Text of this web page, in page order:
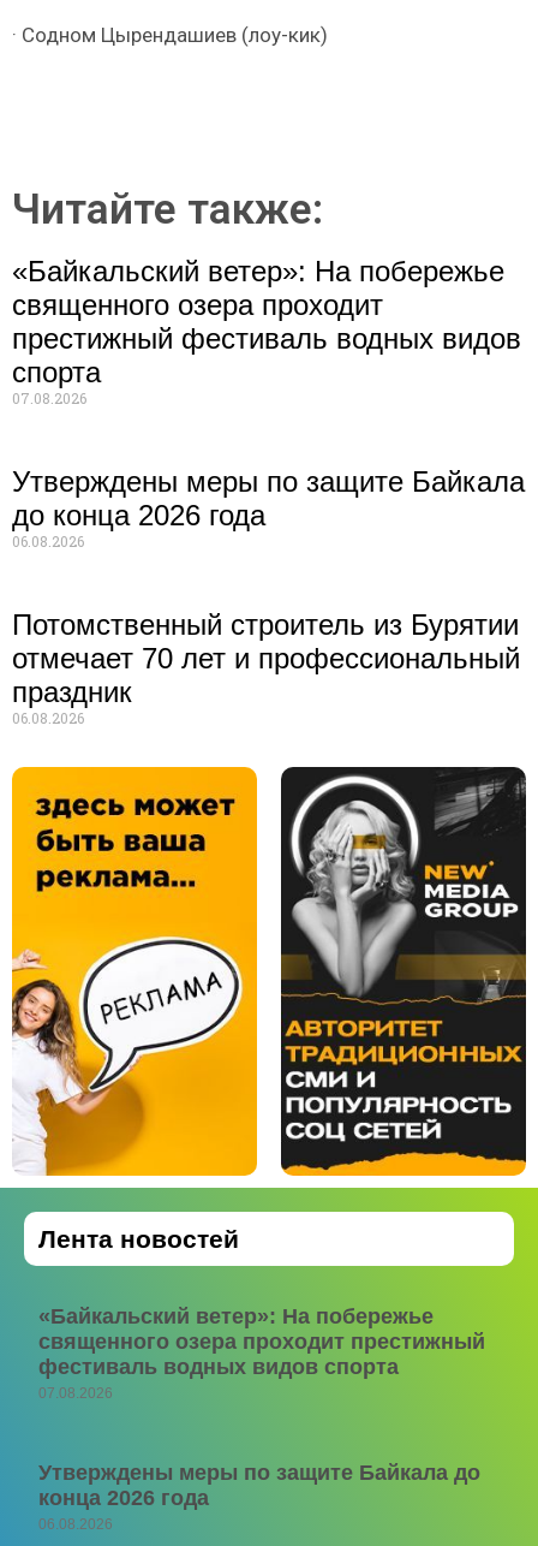
· Содном Цырендашиев (лоу-кик)
Читайте также:
«Байкальский ветер»: На побережье
священного озера проходит
престижный фестиваль водных видов
спорта
07.08.2026
Утверждены меры по защите Байкала
до конца 2026 года
06.08.2026
Потомственный строитель из Бурятии
отмечает 70 лет и профессиональный
праздник
06.08.2026
Лента новостей
«Байкальский ветер»: На побережье
священного озера проходит престижный
фестиваль водных видов спорта
07.08.2026
Утверждены меры по защите Байкала до
конца 2026 года
06.08.2026